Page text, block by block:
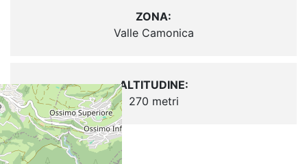
ZONA:
Valle Camonica
ALTITUDINE:
270 metri